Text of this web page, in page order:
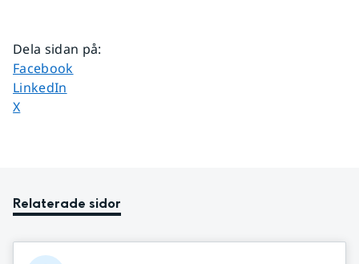
Dela sidan på:
Dela sidan på
Facebook
Dela sidan på
LinkedIn
Dela sidan på
X
Relaterade sidor